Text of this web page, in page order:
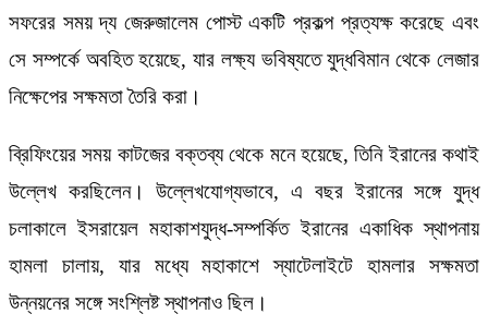
সফরের সময় দ্য জেরুজালেম পোস্ট একটি প্রকল্প প্রত্যক্ষ করেছে এবং
সে সম্পর্কে অবহিত হয়েছে, যার লক্ষ্য ভবিষ্যতে যুদ্ধবিমান থেকে লেজার
নিক্ষেপের সক্ষমতা তৈরি করা।
ব্রিফিংয়ের সময় কাটজের বক্তব্য থেকে মনে হয়েছে, তিনি ইরানের কথাই
উল্লেখ করছিলেন। উল্লেখযোগ্যভাবে, এ বছর ইরানের সঙ্গে যুদ্ধ
চলাকালে ইসরায়েল মহাকাশযুদ্ধ-সম্পর্কিত ইরানের একাধিক স্থাপনায়
হামলা চালায়, যার মধ্যে মহাকাশে স্যাটেলাইটে হামলার সক্ষমতা
উন্নয়নের সঙ্গে সংশ্লিষ্ট স্থাপনাও ছিল।